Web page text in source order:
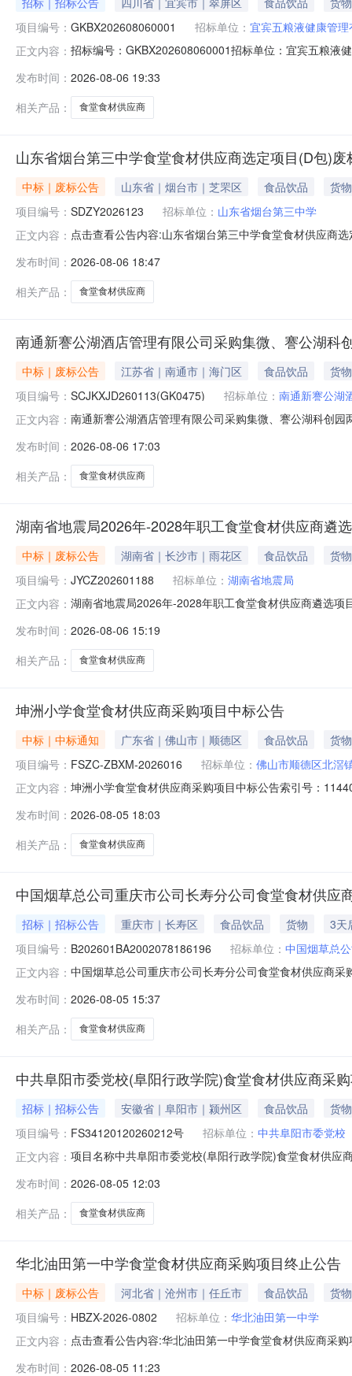
项目编号： GKBX202608060001 招标单位： 宜宾五粮液健康管
正文内容： 招标编号：GKBX202608060001招标单位：宜宾五粮液
的比选活动。一、比选项目基本情况1.项目编号：宜五
共2个包，比选产生宜宾五
发布时间： 2026-08-06 19:33
相关产品：
食堂食材供应商
山东省烟台第三中学食堂食材供应商选定项目(D包)废
中标｜废标公告 山东省｜烟台市｜芝罘区 食品饮品
货物
项目编号： SDZY2026123 招标单位： 山东省烟台第三中学
正文内容： 点击查看公告内容:山东省烟台第三中学食堂食材供应商
发布时间： 2026-08-06 18:47
相关产品：
食堂食材供应商
南通新謇公湖酒店管理有限公司采购集微、謇公湖科
中标｜废标公告 江苏省｜南通市｜海门区 食品饮品
货物
项目编号： SCJKXJD260113(GK0475) 招标单位： 南通新謇公湖
正文内容： 南通新謇公湖酒店管理有限公司采购集微、謇公湖科创
采购人信息名称：南通新謇公湖酒店管理有限公司地址
目管理有限公司
发布时间： 2026-08-06 17:03
相关产品：
食堂食材供应商
湖南省地震局2026年-2028年职工食堂食材供应商遴
中标｜废标公告 湖南省｜长沙市｜雨花区 食品饮品
货物
项目编号： JYCZ202601188 招标单位： 湖南省地震局
正文内容： 湖南省地震局2026年-2028年职工食堂食材供应商遴选
事宜无四、凡对本次公告内容提出询问，请按以下方式
发布时间： 2026-08-06 15:19
相关产品：
食堂食材供应商
坤洲小学食堂食材供应商采购项目中标公告
中标｜中标通知 广东省｜佛山市｜顺德区 食品饮品
货物
项目编号： FSZC-ZBXM-2026016 招标单位： 佛山市顺德区北滘
正文内容： 坤洲小学食堂食材供应商采购项目中标公告索引号：
次数：-坤洲小学食堂食材供应商采购项目中标公告一、
发布时间： 2026-08-05 18:03
相关产品：
食堂食材供应商
中国烟草总公司重庆市公司长寿分公司食堂食材供应
招标｜招标公告 重庆市｜长寿区 食品饮品 货物
3天
项目编号： B202601BA2002078186196 招标单位： 中国烟草总
正文内容： 中国烟草总公司重庆市公司长寿分公司食堂食材供应商
公司。本项目已具备招标条件，现进行公开招标。二、
结算。招标内容与范围：
发布时间： 2026-08-05 15:37
相关产品：
食堂食材供应商
中共阜阳市委党校(阜阳行政学院)食堂食材供应商采
招标｜招标公告 安徽省｜阜阳市｜颍州区 食品饮品
货物
项目编号： FS34120120260212号 招标单位： 中共阜阳市委党校
正文内容： 项目名称中共阜阳市委党校(阜阳行政学院)食堂食材供
管理有限公司办理状态：请审核提交节点：2026-08-
发布时间： 2026-08-05 12:03
相关产品：
食堂食材供应商
华北油田第一中学食堂食材供应商采购项目终止公告
中标｜废标公告 河北省｜沧州市｜任丘市 食品饮品
货物
项目编号： HBZX-2026-0802 招标单位： 华北油田第一中学
正文内容： 点击查看公告内容:华北油田第一中学食堂食材供应商采
发布时间： 2026-08-05 11:23